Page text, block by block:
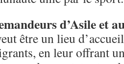
d’Asile et
être un lieu
en leur offrant